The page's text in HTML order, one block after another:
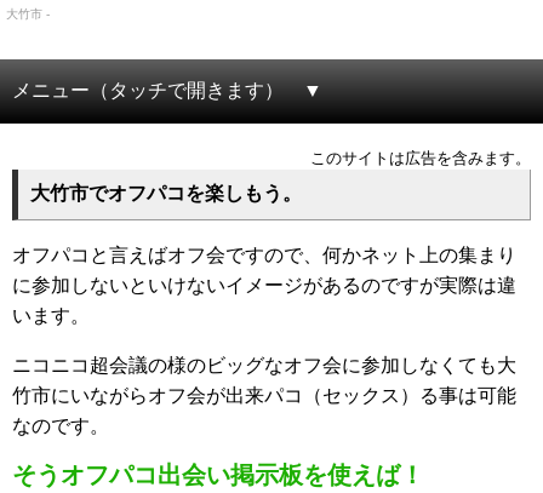
大竹市 -
メニュー（タッチで開きます）
このサイトは広告を含みます。
大竹市でオフパコを楽しもう。
オフパコと言えばオフ会ですので、何かネット上の集まり
に参加しないといけないイメージがあるのですが実際は違
います。
ニコニコ超会議の様のビッグなオフ会に参加しなくても大
竹市にいながらオフ会が出来パコ（セックス）る事は可能
なのです。
そうオフパコ出会い掲示板を使えば！